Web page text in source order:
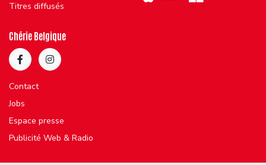
Titres diffusés
Chérie Belgique
Contact
Jobs
Espace presse
Publicité Web & Radio